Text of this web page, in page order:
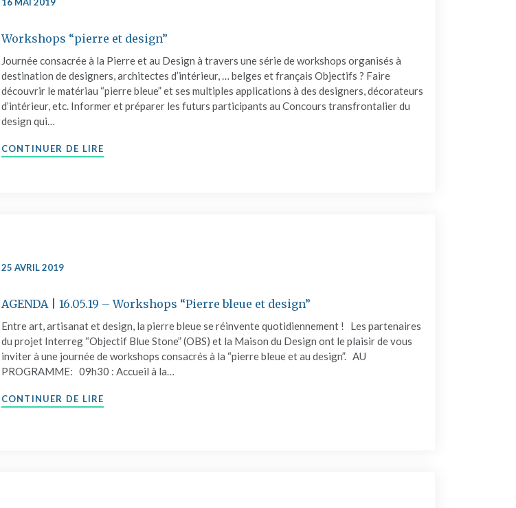
Workshops “pierre et design”
Journée consacrée à la Pierre et au Design à travers une série de workshops organisés à
destination de designers, architectes d’intérieur, … belges et français Objectifs ? Faire
découvrir le matériau “pierre bleue” et ses multiples applications à des designers, décorateurs
d’intérieur, etc. Informer et préparer les futurs participants au Concours transfrontalier du
design qui…
CONTINUER DE LIRE
25 AVRIL 2019
AGENDA | 16.05.19 – Workshops “Pierre bleue et design”
Entre art, artisanat et design, la pierre bleue se réinvente quotidiennement ! Les partenaires
du projet Interreg “Objectif Blue Stone” (OBS) et la Maison du Design ont le plaisir de vous
inviter à une journée de workshops consacrés à la “pierre bleue et au design”. AU
PROGRAMME: 09h30 : Accueil à la…
CONTINUER DE LIRE